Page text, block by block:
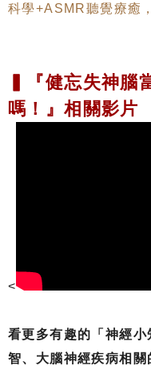
科學+ASMR聽覺療癒
▍『健忘失神腦
嗎！』相關影片
<
看更多有趣的「神經
智、大腦神經疾病相